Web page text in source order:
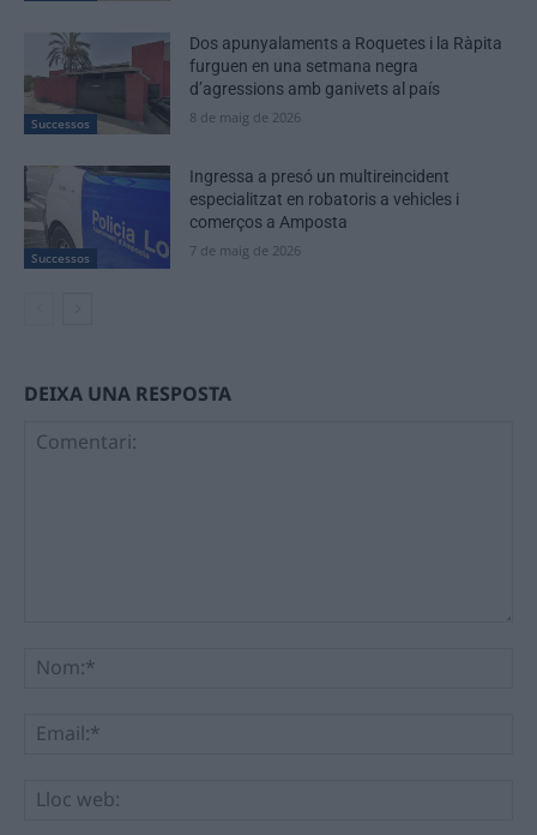
Successos
Dos apunyalaments a Roquetes i la Ràpita
furguen en una setmana negra
d’agressions amb ganivets al país
8 de maig de 2026
Successos
Ingressa a presó un multireincident
especialitzat en robatoris a vehicles i
comerços a Amposta
7 de maig de 2026
DEIXA UNA RESPOSTA